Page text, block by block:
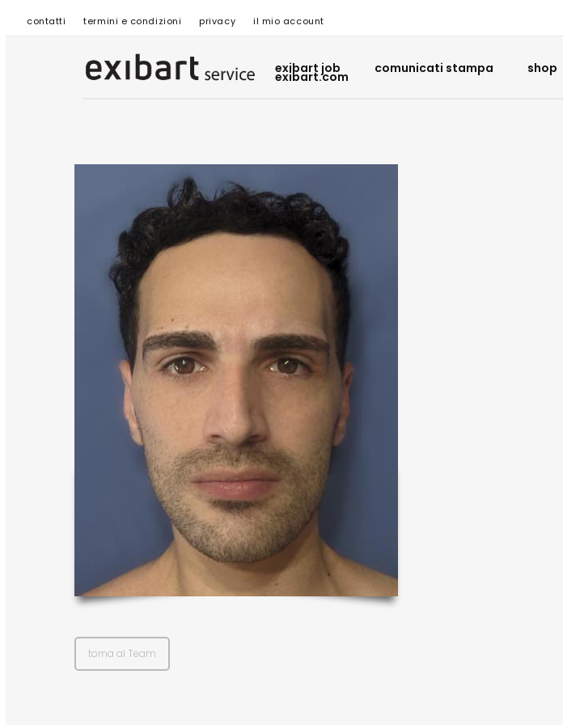
contatti termini e condizioni privacy il mio account
exibart job comunicati stampa shop
exibart.com
torna al Team